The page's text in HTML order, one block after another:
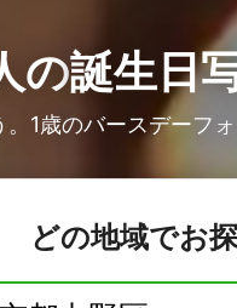
の誕生日
1歳のバースデーフ
どの地域でお